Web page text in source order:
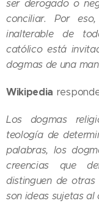
ser derogado o
conciliar. Por
inalterable de
católico está
dogmas de una
Wikipedia
Los dogmas
teología de
palabras, los
creencias que
distinguen de
son ideas sujetas al